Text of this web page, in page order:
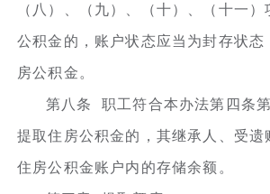
（八）、（九）、（十）、（十一
公积金的，账户状态应当为封存状态
房公积金。
第八条 职工符合本办法第四条
提取住房公积金的，其继承人、受遗
住房公积金账户内的存储余额。